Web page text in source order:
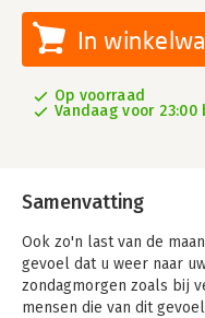
In
Op voorraad
Vandaag voor
Samenvatting
Ook zo'n last van de
gevoel dat u weer naar
zondagmorgen zoals bij
mensen die van dit